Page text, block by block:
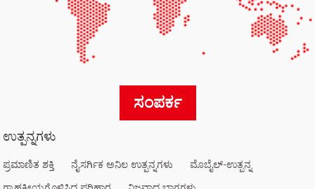
ಸಂಪರ್ಕ
ಉತ್ಪನ್ನಗಳು
ಪ್ರಮಾಣಿತ ಶಕ್ತಿ ನೈಸರ್ಗಿಕ ಅನಿಲ ಉತ್ಪನ್ನಗಳು
ಮೊಬೈಲ್-ಉತ್ಪನ್ನ